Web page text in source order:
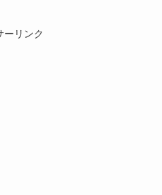
ーリンク